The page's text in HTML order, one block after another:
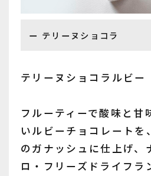
テリーヌショコラ
テリーヌショコラルビー
フルーティーで酸味と甘
いルビーチョコレートを
のガナッシュに仕上げ、
ロ・フリーズドライフラ